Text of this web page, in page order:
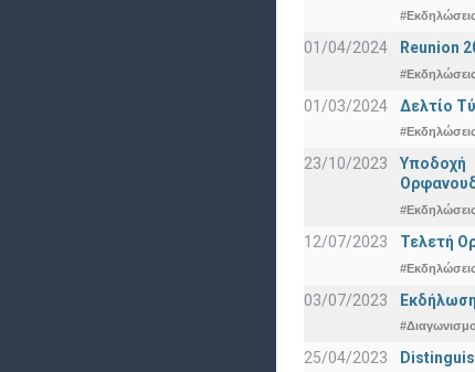
#Εκδηλώσεις
01/04/2024 Reunion
#Εκδηλώσεις
01/03/2024 Δελτίο
#Εκδηλώσεις
23/10/2023
Υποδοχή
#Εκδηλώσεις
12/07/2023 Τελετή
#Εκδηλώσεις
03/07/2023
25/04/2023